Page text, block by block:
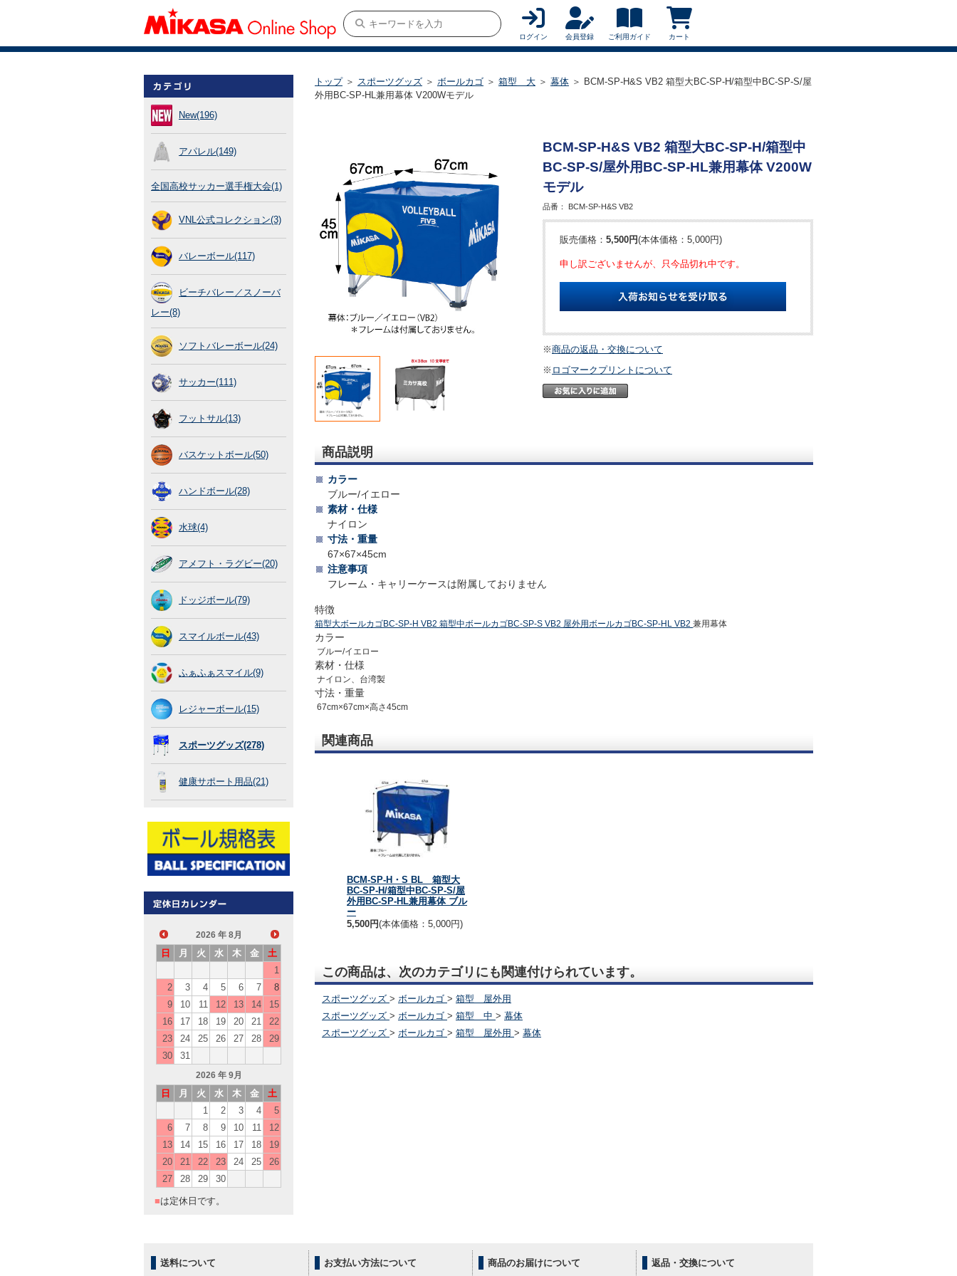
ログイン 会員登録 ご利用ガイド カート
New(196)
アパレル(149)
全国高校サッカー選手権大会(1)
VNL公式コレクション(3)
バレーボール(117)
ビーチバレー／スノーバ
レー(8)
ソフトバレーボール(24)
サッカー(111)
フットサル(13)
バスケットボール(50)
ハンドボール(28)
水球(4)
アメフト・ラグビー(20)
ドッジボール(79)
スマイルボール(43)
ふぁふぁスマイル(9)
レジャーボール(15)
スポーツグッズ(278)
健康サポート用品(21)
2026 年 8月
日 月 火 水 木 金
土
1
2
3 4 5 6 7
8
9
10 11 12 13 14
15
16
17 18 19 20 21
22
23
24 25 26 27 28
29
30
31
2026 年 9月
日 月 火 水 木 金
土
1
2 3 4
5
6
7 8 9 10 11
12
13
14 15 16 17 18
19
20
21 22 23 24 25
26
27
28 29 30
■は定休日です。
トップ ＞ スポーツグッズ ＞ ボールカゴ ＞ 箱型 大 ＞ 幕体 ＞ BCM-SP-H&S VB2 箱型大BC-SP-H/箱型中BC-SP-S/屋
外用BC-SP-HL兼用幕体 V200Wモデル
BCM-SP-H&S VB2 箱型大BC-SP-H/箱型中
BC-SP-S/屋外用BC-SP-HL兼用幕体 V200W
モデル
品番： BCM-SP-H&S VB2
販売価格： 5,500円(本体価格：5,000円)
申し訳ございませんが、只今品切れ中です。
※商品の返品・交換について
※ ロゴマークプリントについて
商品説明
カラー
ブルー/イエロー
素材・仕様
ナイロン
寸法・重量
67×67×45cm
注意事項
フレーム・キャリーケースは附属しておりません
特徴
箱型大ボールカゴBC-SP-H VB2 箱型中ボールカゴBC-SP-S VB2 屋外用ボールカゴBC-SP-HL VB2 兼用幕体
カラー
ブルー/イエロー
素材・仕様
ナイロン、台湾製
寸法・重量
67cm×67cm×高さ45cm
関連商品
BCM-SP-H・S BL 箱型大
BC-SP-H/箱型中BC-SP-S/屋
外用BC-SP-HL兼用幕体 ブル
ー
5,500円(本体価格：5,000円)
この商品は、次のカテゴリにも関連付けられています。
スポーツグッズ > ボールカゴ > 箱型 屋外用
スポーツグッズ > ボールカゴ > 箱型 中 > 幕体
スポーツグッズ > ボールカゴ > 箱型 屋外用 > 幕体
送料について お支払い方法について 商品のお届けについて 返品・交換について